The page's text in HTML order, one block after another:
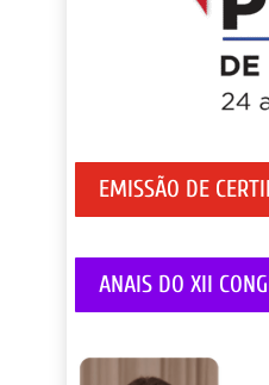
EMISSÃO DE
ANAIS DO XII